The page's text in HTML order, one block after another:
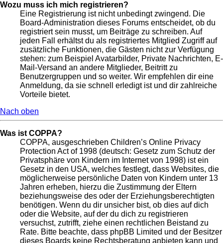
Wozu muss ich mich registrieren?
Eine Registrierung ist nicht unbedingt zwingend. Die
Board-Administration dieses Forums entscheidet, ob du
registriert sein musst, um Beiträge zu schreiben. Auf
jeden Fall erhältst du als registriertes Mitglied Zugriff auf
zusätzliche Funktionen, die Gästen nicht zur Verfügung
stehen: zum Beispiel Avatarbilder, Private Nachrichten, E-
Mail-Versand an andere Mitglieder, Beitritt zu
Benutzergruppen und so weiter. Wir empfehlen dir eine
Anmeldung, da sie schnell erledigt ist und dir zahlreiche
Vorteile bietet.
Nach oben
Was ist COPPA?
COPPA, ausgeschrieben Children’s Online Privacy
Protection Act of 1998 (deutsch: Gesetz zum Schutz der
Privatsphäre von Kindern im Internet von 1998) ist ein
Gesetz in den USA, welches festlegt, dass Websites, die
möglicherweise persönliche Daten von Kindern unter 13
Jahren erheben, hierzu die Zustimmung der Eltern
beziehungsweise des oder der Erziehungsberechtigten
benötigen. Wenn du dir unsicher bist, ob dies auf dich
oder die Website, auf der du dich zu registrieren
versuchst, zutrifft, ziehe einen rechtlichen Beistand zu
Rate. Bitte beachte, dass phpBB Limited und der Besitzer
dieses Boards keine Rechtsberatung anbieten kann und